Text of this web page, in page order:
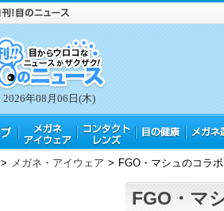
2026年08月06日(木)
> メガネ・アイウェア > FGO・マシュのコラ
FGO・マ